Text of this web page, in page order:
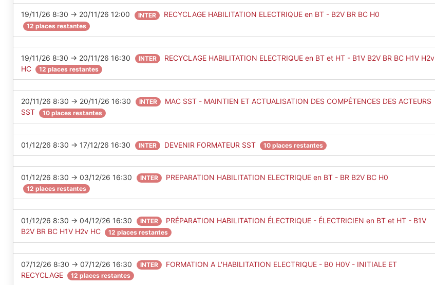
19/11/26 8:30 → 20/11/26 12:00 INTER RECYCLAGE HABILITATION ELECTRIQUE en BT - B2V BR BC H0
12 places restantes
19/11/26 8:30 → 20/11/26 16:30 INTER
RECYCLAGE HABILITATION ELECTRIQUE en BT et HT - B1V B2V BR BC H1V H2v
HC
12 places restantes
20/11/26 8:30 → 20/11/26 16:30 INTER
MAC SST - MAINTIEN ET ACTUALISATION DES COMPÉTENCES DES ACTEURS
SST
10 places restantes
01/12/26 8:30 → 17/12/26 16:30 INTER DEVENIR FORMATEUR SST 10 places restantes
01/12/26 8:30 → 03/12/26 16:30 INTER PREPARATION HABILITATION ELECTRIQUE en BT - BR B2V BC H0
12 places restantes
01/12/26 8:30 → 04/12/26 16:30 INTER
PRÉPARATION HABILITATION ÉLECTRIQUE - ÉLECTRICIEN en BT et HT - B1V
B2V BR BC H1V H2v HC
12 places restantes
07/12/26 8:30 → 07/12/26 16:30 INTER
FORMATION A L'HABILITATION ELECTRIQUE - B0 H0V - INITIALE ET
RECYCLAGE
12 places restantes